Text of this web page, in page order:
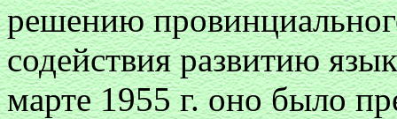
решению
содействия развитию
марте 1955 г. оно было